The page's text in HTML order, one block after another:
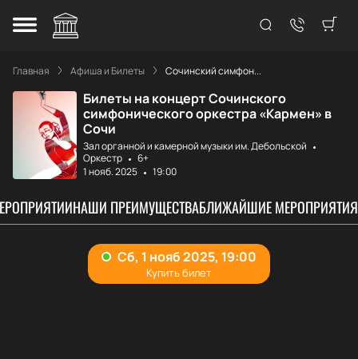
Главная Афиша и Билеты Сочинский симфон...
Билеты на концерт Сочинского
симфонического оркестра «Кармен» в
Сочи
Зал органной и камерной музыки им. Дебольской
Оркестр
6+
1 нояб. 2025
19:00
НАШИ ПРЕИМУЩЕСТВАБЛИЖАЙШИЕ МЕРОПРИЯТИЯ